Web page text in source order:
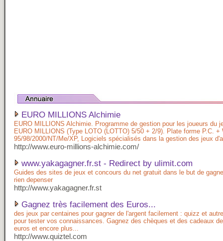
EURO MILLIONS Alchimie
EURO MILLIONS Alchimie. Programme de gestion pour les joueurs du
EURO MILLIONS (Type LOTO (LOTTO) 5/50 + 2/9). Plate forme P.C. +
95/98/2000/NT/Me/XP, Logiciels spécialisés dans la gestion des jeux
http://www.euro-millions-alchimie.com/
www.yakagagner.fr.st - Redirect by ulimit.com
Guides des sites de jeux et concours du net gratuit dans le but de
rien depenser
http://www.yakagagner.fr.st
Gagnez très facilement des Euros...
des jeux par centaines pour gagner de l'argent facilement : quizz et
pour tester vos connaissances. Gagnez des chèques et des cadeaux
euros et encore plus...
http://www.quiztel.com